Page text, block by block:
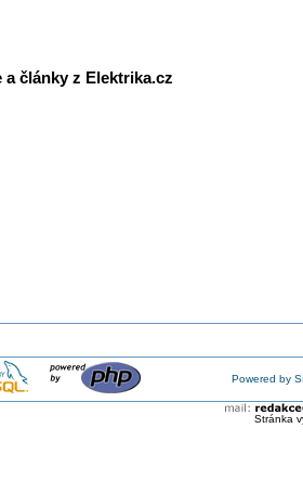
články z Elektrika.cz
Powered by
Stránka